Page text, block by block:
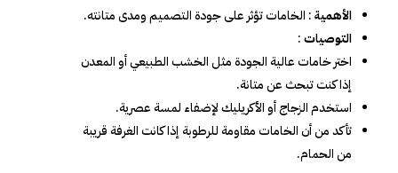
الأهمية: الخامات تؤثر على جودة التصميم ومدى متانته.
التوصيات:
اختر خامات عالية الجودة مثل الخشب الطبيعي أو المعدن
إذا كنت تبحث عن متانة.
استخدم الزجاج أو الأكريليك لإضفاء لمسة عصرية.
تأكد من أن الخامات مقاومة للرطوبة إذا كانت الغرفة قريبة
من الحمام.